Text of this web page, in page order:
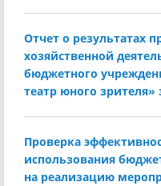
Отчет о результатах
хозяйственной
бюджетного
театр юного зрителя»
Проверка
использования
на реализацию